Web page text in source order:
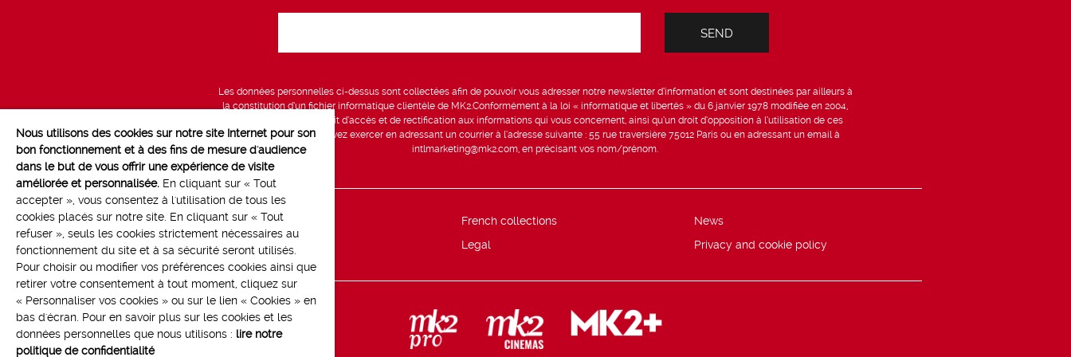
Les données personnelles ci-dessus sont collectées afin de pouvoir vous adresser notre newsletter d’information et sont destinées par ailleurs à
la constitution d’un fichier informatique clientèle de MK2.Conformément à la loi « informatique et libertés » du 6 janvier 1978 modifiée en 2004,
vous bénéficiez d’un droit d’accès et de rectification aux informations qui vous concernent, ainsi qu’un droit d’opposition à l’utilisation de ces
données, que vous pouvez exercer en adressant un courrier à l’adresse suivante : 55 rue traversière 75012 Paris ou en adressant un email à
intlmarketing@mk2.com, en précisant vos nom/prénom.
Line up French collections
News
Contact
Legal Privacy and cookie policy
Nous utilisons des cookies sur notre site Internet pour son
bon fonctionnement et à des fins de mesure d'audience
dans le but de vous offrir une expérience de visite
améliorée et personnalisée. En cliquant sur « Tout
accepter », vous consentez à l'utilisation de tous les
cookies placés sur notre site. En cliquant sur « Tout
refuser », seuls les cookies strictement nécessaires au
fonctionnement du site et à sa sécurité seront utilisés.
Pour choisir ou modifier vos préférences cookies ainsi que
retirer votre consentement à tout moment, cliquez sur
« Personnaliser vos cookies » ou sur le lien « Cookies » en
bas d'écran. Pour en savoir plus sur les cookies et les
données personnelles que nous utilisons : lire notre
politique de confidentialité